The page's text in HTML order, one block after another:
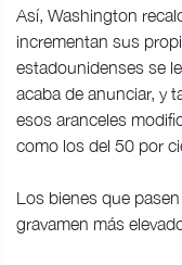
Así, Washington
incrementan sus
estadounidenses se
acaba de anunciar, y
esos aranceles
como los del 50 por
Los bienes que
gravamen más